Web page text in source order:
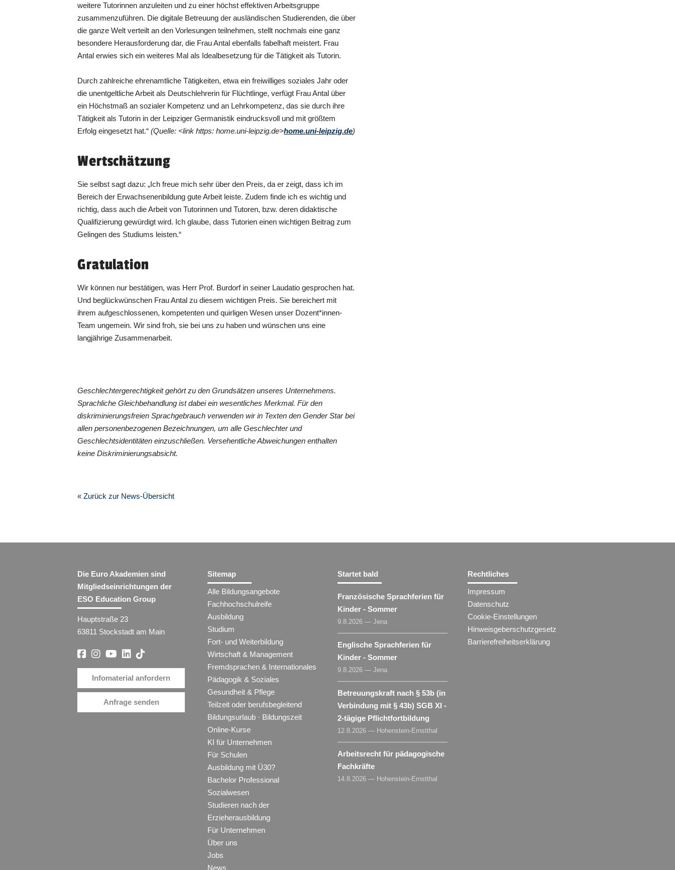
weitere Tutorinnen anzuleiten und zu einer höchst effektiven Arbeitsgruppe
zusammenzuführen. Die digitale Betreuung der ausländischen Studierenden, die über
die ganze Welt verteilt an den Vorlesungen teilnehmen, stellt nochmals eine ganz
besondere Herausforderung dar, die Frau Antal ebenfalls fabelhaft meistert. Frau
Antal erwies sich ein weiteres Mal als Idealbesetzung für die Tätigkeit als Tutorin.
Durch zahlreiche ehrenamtliche Tätigkeiten, etwa ein freiwilliges soziales Jahr oder
die unentgeltliche Arbeit als Deutschlehrerin für Flüchtlinge, verfügt Frau Antal über
ein Höchstmaß an sozialer Kompetenz und an Lehrkompetenz, das sie durch ihre
Tätigkeit als Tutorin in der Leipziger Germanistik eindrucksvoll und mit größtem
Erfolg eingesetzt hat.“(Quelle: <link https: home.uni-leipzig.de>home.uni-leipzig.de)
Wertschätzung
Sie selbst sagt dazu: „Ich freue mich sehr über den Preis, da er zeigt, dass ich im
Bereich der Erwachsenenbildung gute Arbeit leiste. Zudem finde ich es wichtig und
richtig, dass auch die Arbeit von Tutorinnen und Tutoren, bzw. deren didaktische
Qualifizierung gewürdigt wird. Ich glaube, dass Tutorien einen wichtigen Beitrag zum
Gelingen des Studiums leisten.“
Gratulation
Wir können nur bestätigen, was Herr Prof. Burdorf in seiner Laudatio gesprochen hat.
Und beglückwünschen Frau Antal zu diesem wichtigen Preis. Sie bereichert mit
ihrem aufgeschlossenen, kompetenten und quirligen Wesen unser Dozent*innen-
Team ungemein. Wir sind froh, sie bei uns zu haben und wünschen uns eine
langjährige Zusammenarbeit.
Geschlechtergerechtigkeit gehört zu den Grundsätzen unseres Unternehmens.
Sprachliche Gleichbehandlung ist dabei ein wesentliches Merkmal. Für den
diskriminierungsfreien Sprachgebrauch verwenden wir in Texten den Gender Star bei
allen personenbezogenen Bezeichnungen, um alle Geschlechter und
Geschlechtsidentitäten einzuschließen. Versehentliche Abweichungen enthalten
keine Diskriminierungsabsicht.
« Zurück zur News-Übersicht
Die Euro Akademien sind
Mitgliedseinrichtungen der
ESO Education Group
Hauptstraße 23
63811 Stockstadt am Main
Infomaterial anfordern
Anfrage senden
Sitemap
Alle Bildungsangebote
Fachhochschulreife
Ausbildung
Studium
Fort- und Weiterbildung
Wirtschaft & Management
Fremdsprachen & Internationales
Pädagogik & Soziales
Gesundheit & Pflege
Teilzeit oder berufsbegleitend
Bildungsurlaub · Bildungszeit
Online-Kurse
KI für Unternehmen
Für Schulen
Ausbildung mit Ü30?
Bachelor Professional
Sozialwesen
Studieren nach der
Erzieherausbildung
Für Unternehmen
Über uns
Jobs
News
Startet bald
Französische Sprachferien für
Kinder - Sommer
9.8.2026 — Jena
Englische Sprachferien für
Kinder - Sommer
9.8.2026 — Jena
Betreuungskraft nach § 53b (in
Verbindung mit § 43b) SGB XI -
2-tägige Pflichtfortbildung
12.8.2026 — Hohenstein-Ernstthal
Arbeitsrecht für pädagogische
Fachkräfte
14.8.2026 — Hohenstein-Ernstthal
Rechtliches
Impressum
Datenschutz
Cookie-Einstellungen
Hinweisgeberschutzgesetz
Barrierefreiheitserklärung